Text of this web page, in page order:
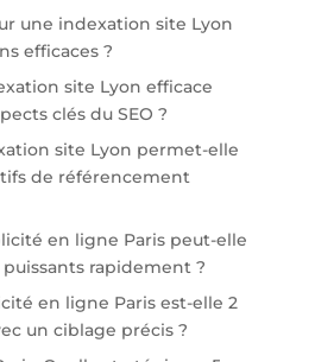
une indexation site Lyon
efficaces ?
site Lyon efficace
clés du SEO ?
site Lyon permet-elle
de référencement
en ligne Paris peut-elle
rapidement ?
en ligne Paris est-elle 2
un ciblage précis ?